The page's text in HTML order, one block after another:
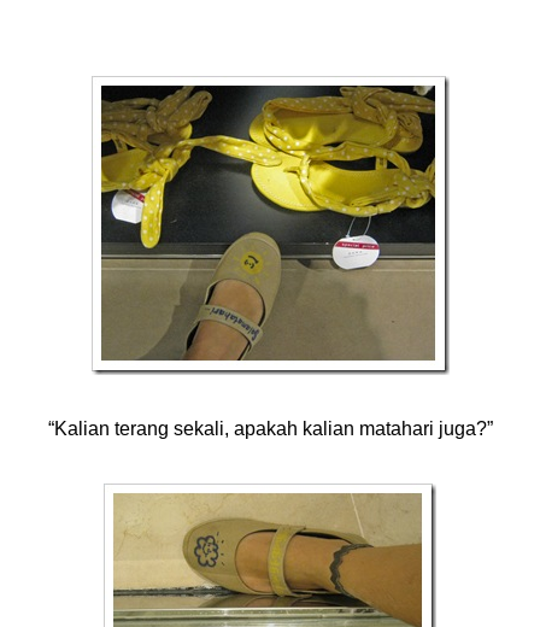
“Kalian terang sekali, apakah kalian matahari juga?”